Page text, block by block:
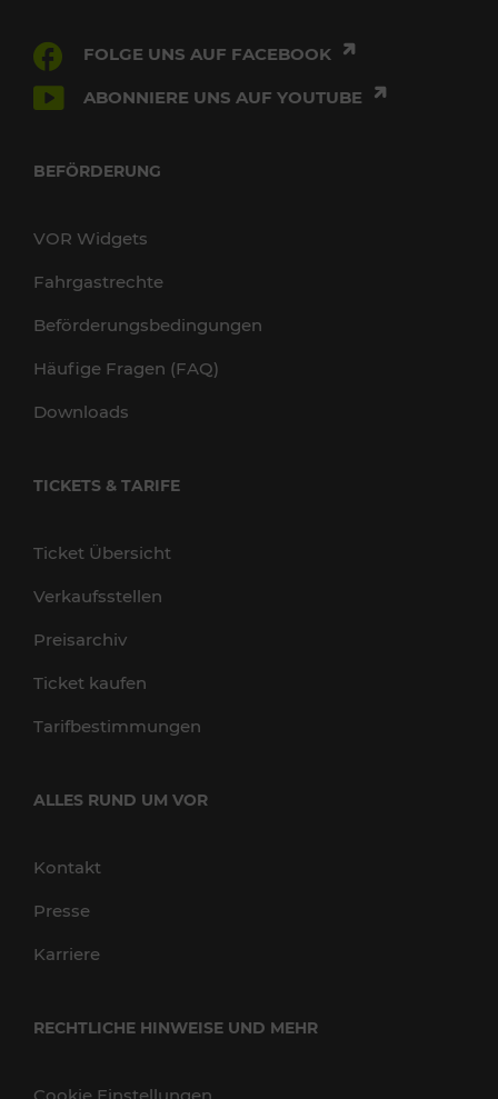
FOLGE UNS AUF FACEBOOK
ABONNIERE UNS AUF YOUTUBE
BEFÖRDERUNG
VOR Widgets
Fahrgastrechte
Beförderungsbedingungen
Häufige Fragen (FAQ)
Downloads
TICKETS & TARIFE
Ticket Übersicht
Verkaufsstellen
Preisarchiv
Ticket kaufen
Tarifbestimmungen
ALLES RUND UM VOR
Kontakt
Presse
Karriere
RECHTLICHE HINWEISE UND MEHR